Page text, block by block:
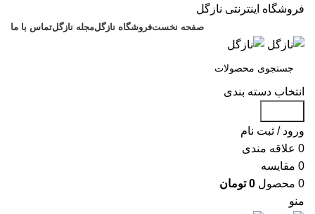
فروشگاه اینترنتی نازگل
صفحه نخستفروشگاه نازگلمجله نازگلتماس با ما
انتخاب دسته بندی
ورود / ثبت نام
0 علاقه مندی
0 مقایسه
0 محصول 0 تومان
منو